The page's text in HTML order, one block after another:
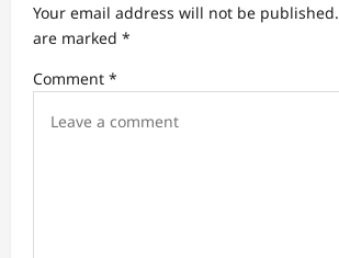
a
i
Your email address will not be published.
are marked *
Comment *